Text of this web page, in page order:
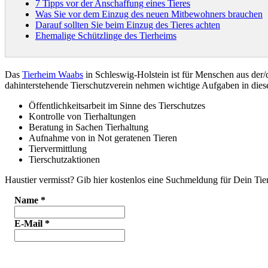
7 Tipps vor der Anschaffung eines Tieres
Was Sie vor dem Einzug des neuen Mitbewohners brauchen
Darauf sollten Sie beim Einzug des Tieres achten
Ehemalige Schützlinge des Tierheims
Das Tierheim Waabs in Schleswig-Holstein ist für Menschen aus
dahinterstehende Tierschutzverein nehmen wichtige Aufgaben in
Öffentlichkeitsarbeit im Sinne des Tierschutzes
Kontrolle von Tierhaltungen
Beratung in Sachen Tierhaltung
Aufnahme von in Not geratenen Tieren
Tiervermittlung
Tierschutzaktionen
Haustier vermisst? Gib hier kostenlos eine Suchmeldung für Dein
Name *
E-Mail *